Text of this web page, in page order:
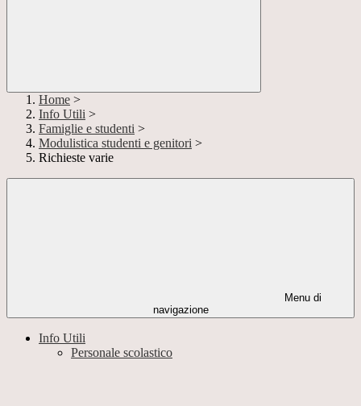
Home >
Info Utili >
Famiglie e studenti >
Modulistica studenti e genitori >
Richieste varie
Menu di
navigazione
Info Utili
Personale scolastico